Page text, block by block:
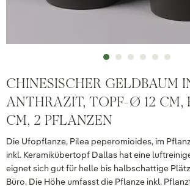
CHINESISCHER GELDBAUM
ANTHRAZIT, TOPF-Ø 12 CM,
CM, 2 PFLANZEN
Die Ufopflanze, Pilea peperomioides, im
inkl. Keramikübertopf Dallas hat eine
eignet sich gut für helle bis halbschattige
Büro. Die Höhe umfasst die Pflanze inkl.